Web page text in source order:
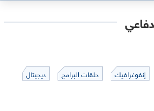
إنفوغرافيك حلقات البرامج
ديجيتال